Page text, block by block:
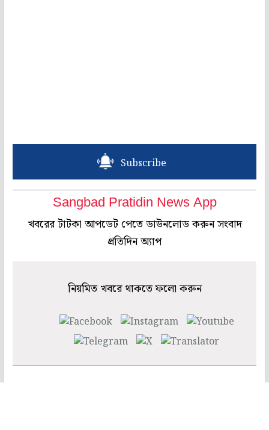
Subscribe
Sangbad Pratidin News App
খবরের টাটকা আপডেট পেতে ডাউনলোড করুন সংবাদ
প্রতিদিন অ্যাপ
নিয়মিত খবরে থাকতে ফলো করুন